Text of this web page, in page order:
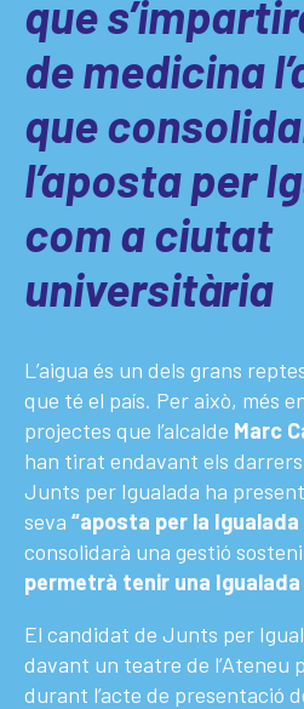
que
de medicina
que
l’aposta per
com a ciutat
universitària
L’aigua és un dels grans
que té el país. Per això, més
projectes que l’alcalde Marc
han tirat endavant els
Junts per Igualada ha
seva “aposta per la Igualada
consolidarà una gestió
permetrà tenir una Igualada
El candidat de Junts per
davant un teatre de l’Ateneu
durant l’acte de presentació